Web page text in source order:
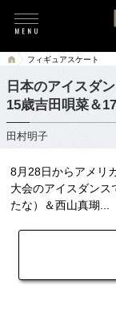
フィギュアスケート
日本のアイスダ
15歳吉田唄菜＆
田村明子
8月28日からアメリ
大会のアイスダンス
たな）＆西山真瑚...